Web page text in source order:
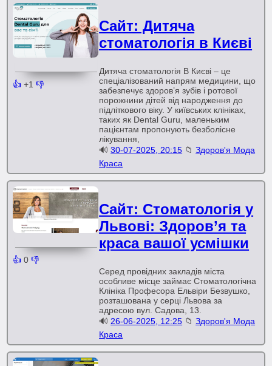
👍 +1 👎
Сайт: Дитяча
стоматологія в Києві
Дитяча стоматологія В Києві – це
спеціалізований напрям медицини, що
забезпечує здоров’я зубів і ротової
порожнини дітей від народження до
підліткового віку. У київських клініках,
таких як Dental Guru, маленьким
пацієнтам пропонують безболісне
лікування,
🔊30-07-2025, 20:15 📁Здоров'я Мода
Краса
👍 0 👎
Сайт: Стоматологія у
Львові: Здоров’я та
краса вашої усмішки
Серед провідних закладів міста
особливе місце займає Стоматологічна
Клініка Професора Ельвіри Безвушко,
розташована у серці Львова за
адресою вул. Садова, 13.
🔊 26-06-2025, 12:25 📁Здоров'я Мода
Краса